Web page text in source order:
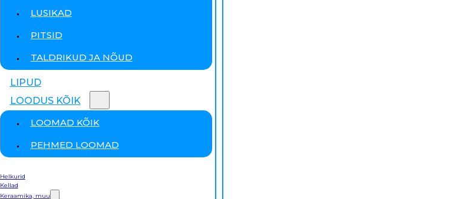
LUSIKAD
PITSID
TALDRIKUD JA NÕUD
LIPUD
LOODUS KÕIK
LOOMAD KÕIK
PEHMED LOOMAD
Helkurid
Kellad
Keraamika, muu